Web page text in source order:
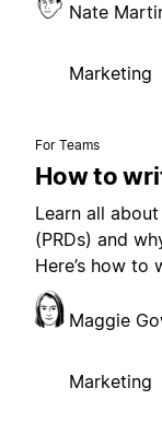
Nate
Marketing
For Teams
How to
Learn all
(PRDs) and
Here’s how to
Maggie
Marketing